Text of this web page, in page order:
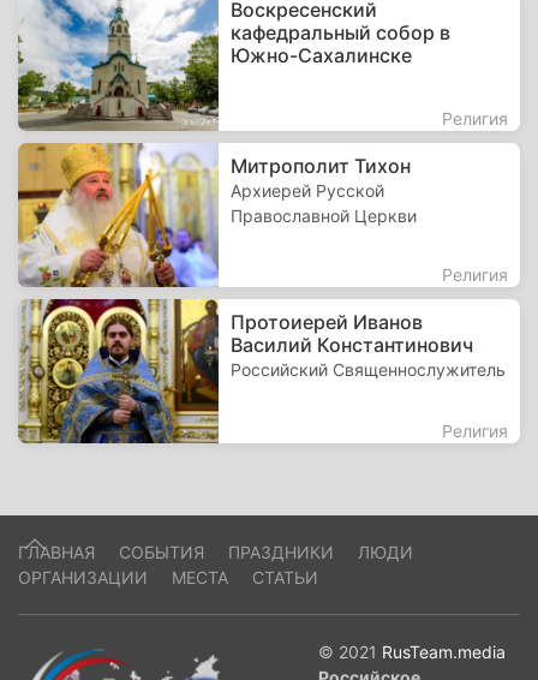
Воскресенский
кафедральный собор в
Южно-Сахалинске
Религия
Митрополит Тихон
Архиерей Русской
Православной Церкви
Религия
Протоиерей Иванов
Василий Константинович
Российский Священнослужитель
Религия
ГЛАВНАЯ СОБЫТИЯ ПРАЗДНИКИ
ЛЮДИ
ОРГАНИЗАЦИИ
МЕСТА СТАТЬИ
© 2021 RusTeam.media